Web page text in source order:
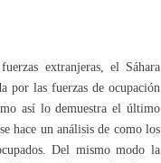
extranjeras, el Sáhara
por las fuerzas de ocupación
así lo demuestra el último
hace un análisis de como los
Del mismo modo la